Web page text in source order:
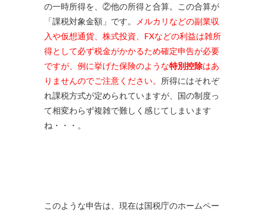
の一時所得を、②他の所得と合算。この合算が
「課税対象金額」です。
メルカリなどの副業収
入や仮想通貨、株式投資、FXなどの利益は雑所
得として必ず税金がかかるため確定申告が必要
ですが、例に挙げた保険のような特別控除はあ
りませんのでご注意ください。 所得にはそれぞ
れ課税方式が定められていますが、国の制度っ
て相変わらず複雑で難しく感じてしまいます
ね・・・。
このような申告は、現在は国税庁のホームペー